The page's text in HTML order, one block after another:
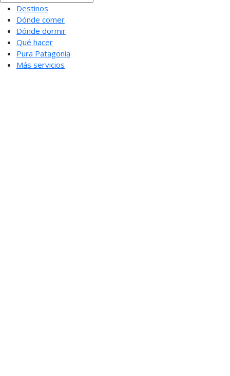
Destinos
Dónde comer
Dónde dormir
Qué hacer
Pura Patagonia
Más servicios